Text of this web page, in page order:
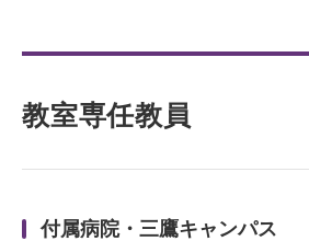
教室専任教員
付属病院・三鷹キャンパス